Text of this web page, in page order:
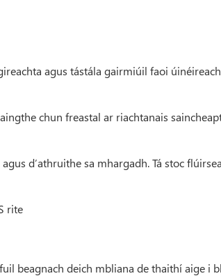
agus tástála gairmiúil faoi
chun freastal ar riachtanais
d’athruithe sa mhargadh. Tá stoc
rite
beagnach deich mbliana de thaithí aige